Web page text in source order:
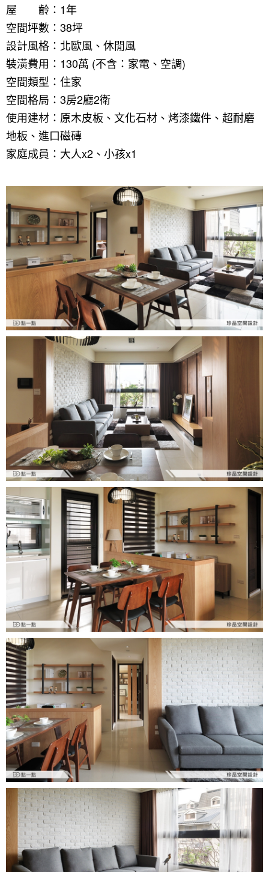
屋 齡：1年
空間坪數：38坪
設計風格：北歐風、休閒風
裝潢費用：130萬 (不含：家電、空調)
空間類型：住家
空間格局：3房2廳2衛
使用建材：原木皮板、文化石材、烤漆鐵件、超耐磨
地板、進口磁磚
家庭成員：大人x2、小孩x1
找設計師
如何使用點一點
我要裝潢
裝潢進階計算機
裝潢圖紙免費健檢
案例分享
類型
商業空間
辦公室
其他
小坪數
21~30坪
31~50坪
51坪以上
風格
現代
簡約
休閒
古典
奢華
日式
中式
美式
預算
150萬以內
151萬~250萬
251萬以上
人氣推薦
台北市
新北市
桃園 新竹 竹北
台中
360環景體驗
你家我家 Podcast
虛擬線上裝潢
房屋仲介方案
室內設計師方案
傢俱建材商方案
一般屋主方案
裝潢輕鬆點
2房2聽 - 基本版
2房2廳 - 精裝版
3房2聽 - 基本版
3房2廳 - 精裝版
系統櫃
綠建材
居家風水
老屋翻新
設計知識+
國外案例
設計私房話
全站搜尋
線上賞屋
北部
台北市
桃園市
徵設計師